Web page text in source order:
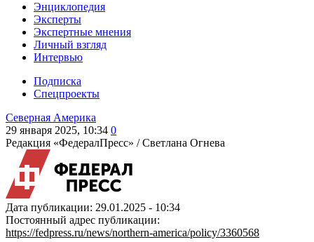
Энциклопедия
Эксперты
Экспертные мнения
Личный взгляд
Интервью
Подписка
Спецпроекты
Северная Америка
29 января 2025, 10:34 0
Редакция «ФедералПресс» /Светлана Огнева
Дата публикации: 29.01.2025 - 10:34
Постоянный адрес публикации:
https://fedpress.ru/news/northern-america/policy/3360568